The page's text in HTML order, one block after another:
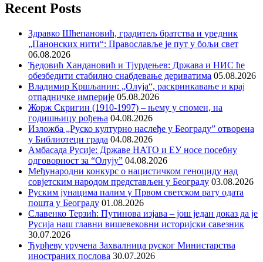
Recent Posts
Здравко Шћепановић, градитељ братства и уредник
„Панонских нити“: Православље је пут у бољи свет
06.08.2026
Ђедовић Хандановић и Тјурдењев: Држава и НИС ће
обезбедити стабилно снабдевање дериватима 05.08.2026
Владимир Кршљанин: „Олуја“, раскринкавање и крај
отпадничке империје 05.08.2026
Жорж Скригин (1910-1997) – њему у спомен, на
годишњицу рођења 04.08.2026
Изложба „Руско културно наслеђе у Београду” отворена
у Библиотеци града 04.08.2026
Амбасада Русије: Државе НАТО и ЕУ носе посебну
одговорност за “Олују” 04.08.2026
Међународни конкурс о нацистичком геноциду над
совјетским народом представљен у Београду 03.08.2026
Руским јунацима палим у Првом светском рату одата
пошта у Београду 01.08.2026
Славенко Терзић: Путинова изјава – још један доказ да је
Русија наш главни вишевековни историјски савезник
30.07.2026
Ђурђеву уручена Захвалница руског Министарства
иностраних послова 30.07.2026